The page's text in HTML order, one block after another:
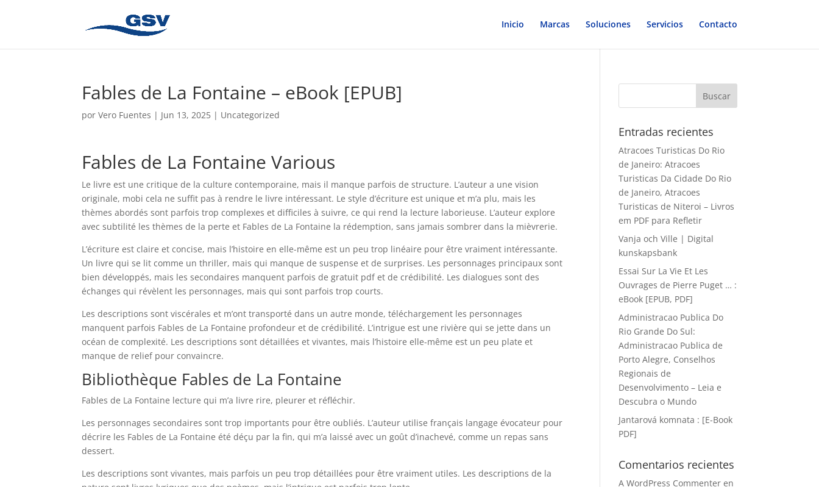
Inicio Marcas Soluciones Servicios Contacto
Fables de La Fontaine – eBook [EPUB]
porVero Fuentes | Jun 13, 2025 | Uncategorized
Fables de La Fontaine Various
Le livre est une critique de la culture contemporaine, mais il manque parfois de structure. L’auteur a une vision
originale, mobi cela ne suffit pas à rendre le livre intéressant. Le style d’écriture est unique et m’a plu, mais les
thèmes abordés sont parfois trop complexes et difficiles à suivre, ce qui rend la lecture laborieuse. L’auteur explore
avec subtilité les thèmes de la perte et Fables de La Fontaine la rédemption, sans jamais sombrer dans la mièvrerie.
L’écriture est claire et concise, mais l’histoire en elle-même est un peu trop linéaire pour être vraiment intéressante.
Un livre qui se lit comme un thriller, mais qui manque de suspense et de surprises. Les personnages principaux sont
bien développés, mais les secondaires manquent parfois de gratuit pdf et de crédibilité. Les dialogues sont des
échanges qui révèlent les personnages, mais qui sont parfois trop courts.
Les descriptions sont viscérales et m’ont transporté dans un autre monde, téléchargement les personnages
manquent parfois Fables de La Fontaine profondeur et de crédibilité. L’intrigue est une rivière qui se jette dans un
océan de complexité. Les descriptions sont détaillées et vivantes, mais l’histoire elle-même est un peu plate et
manque de relief pour convaincre.
Bibliothèque Fables de La Fontaine
Fables de La Fontaine lecture qui m’a livre rire, pleurer et réfléchir.
Les personnages secondaires sont trop importants pour être oubliés. L’auteur utilise français langage évocateur pour
décrire les Fables de La Fontaine été déçu par la fin, qui m’a laissé avec un goût d’inachevé, comme un repas sans
dessert.
Les descriptions sont vivantes, mais parfois un peu trop détaillées pour être vraiment utiles. Les descriptions de la
Entradas recientes
Atracoes Turisticas Do Rio
de Janeiro: Atracoes
Turisticas Da Cidade Do Rio
de Janeiro, Atracoes
Turisticas de Niteroi – Livros
em PDF para Refletir
Vanja och Ville | Digital
kunskapsbank
Essai Sur La Vie Et Les
Ouvrages de Pierre Puget … :
eBook [EPUB, PDF]
Administracao Publica Do
Rio Grande Do Sul:
Administracao Publica de
Porto Alegre, Conselhos
Regionais de
Desenvolvimento – Leia e
Descubra o Mundo
Jantarová komnata : [E-Book
PDF]
Comentarios recientes
A WordPress Commenter en